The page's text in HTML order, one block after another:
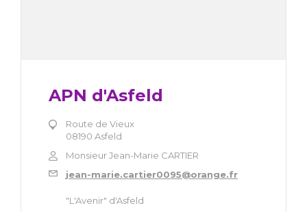
APN d'Asfeld
Route de Vieux
08190 Asfeld
Monsieur Jean-Marie CARTIER
jean-marie.cartier0095@orange.fr
"L'Avenir" d'Asfeld